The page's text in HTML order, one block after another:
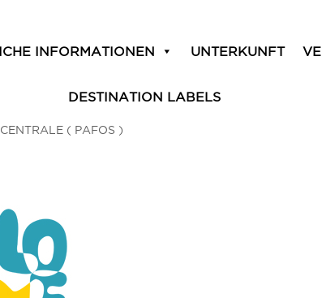
INFORMATIONEN UNTERKUNFT
DESTINATION LABELS
CENTRALE ( PAFOS )